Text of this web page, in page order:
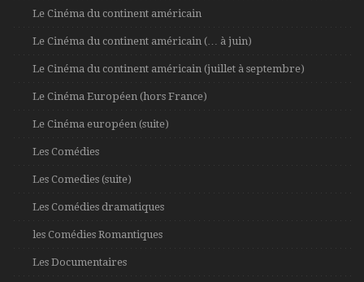
Le Cinéma du continent américain
Le Cinéma du continent américain (… à juin)
Le Cinéma du continent américain (juillet à septembre)
Le Cinéma Européen (hors France)
Le Cinéma européen (suite)
Les Comédies
Les Comedies (suite)
Les Comédies dramatiques
les Comédies Romantiques
Les Documentaires